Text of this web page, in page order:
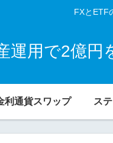
FXとETF
運用で2億円
利通貨スワップ ス